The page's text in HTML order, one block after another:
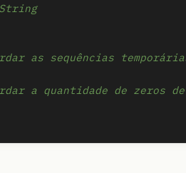
as sequências
a quantidade de zeros de